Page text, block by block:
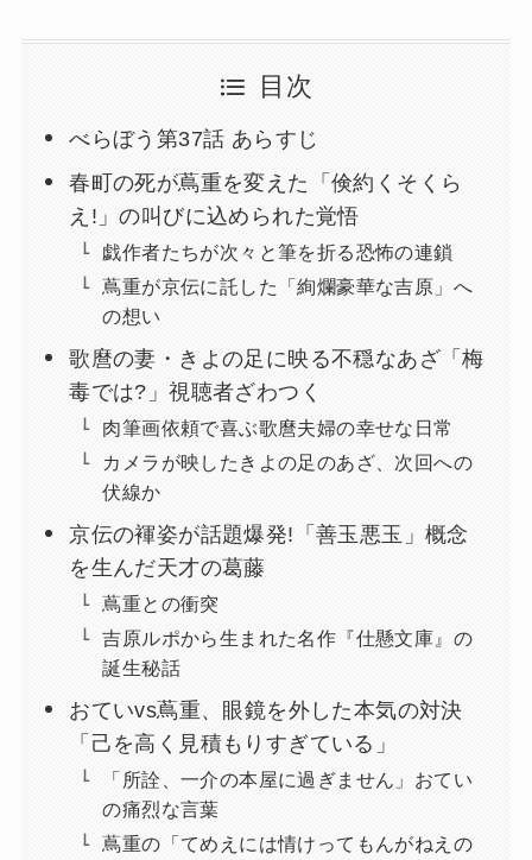
目次
べらぼう第37話 あらすじ
春町の死が蔦重を変えた「倹約くそくら
え!」の叫びに込められた覚悟
戯作者たちが次々と筆を折る恐怖の連鎖
蔦重が京伝に託した「絢爛豪華な吉原」へ
の想い
歌麿の妻・きよの足に映る不穏なあざ「梅
毒では?」視聴者ざわつく
肉筆画依頼で喜ぶ歌麿夫婦の幸せな日常
カメラが映したきよの足のあざ、次回への
伏線か
京伝の褌姿が話題爆発!「善玉悪玉」概念
を生んだ天才の葛藤
蔦重との衝突
吉原ルポから生まれた名作『仕懸文庫』の
誕生秘話
おていvs蔦重、眼鏡を外した本気の対決
「己を高く見積もりすぎている」
「所詮、一介の本屋に過ぎません」おてい
の痛烈な言葉
蔦重の「てめえには情けってもんがねえの